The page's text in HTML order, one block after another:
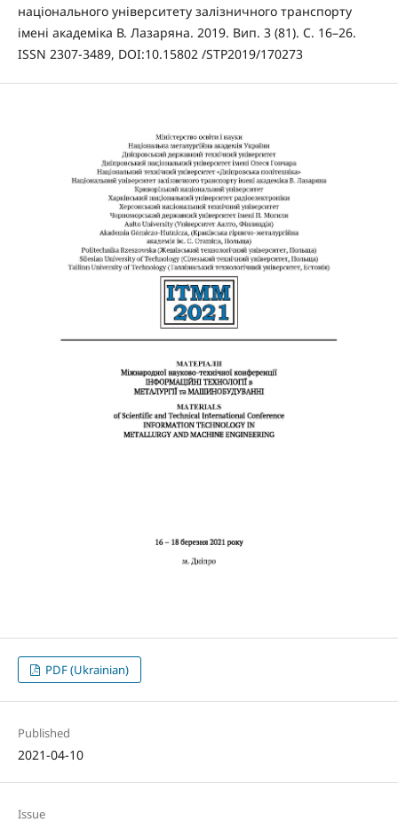
національного університету залізничного транспорту
імені академіка В. Лазаряна. 2019. Вип. 3 (81). С. 16–26.
ISSN 2307-3489, DOI:10.15802 /STP2019/170273
PDF (Ukrainian)
Published
2021-04-10
Issue